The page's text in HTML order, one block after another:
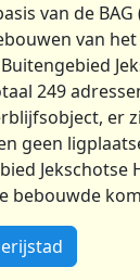
van de
van
249
er
geen
Jekschotse
bebouwde